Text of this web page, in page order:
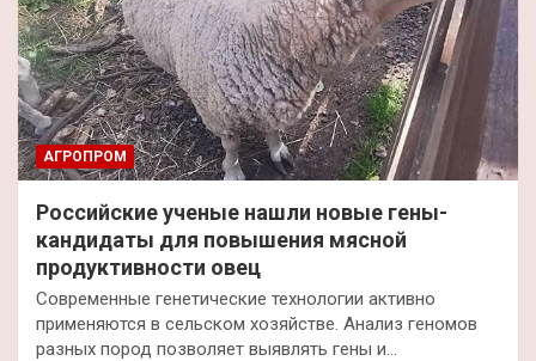
АГРОПРОМ
Российские ученые нашли новые гены-
кандидаты для повышения мясной
продуктивности овец
Современные генетические технологии активно
применяются в сельском хозяйстве. Анализ геномов
разных пород позволяет выявлять гены и…